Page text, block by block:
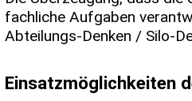
fachliche Aufgaben
Abteilungs-Denken / Silo-
Einsatzmöglichkeiten